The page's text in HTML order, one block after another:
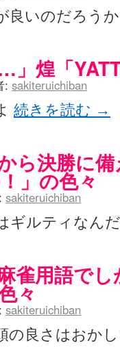
良いのだろう
」煌「
: sakiteruichiban
続きを読む →
ら決勝に
」の色々
sakiteruichiban
ギルティなん
雀用語で
々
sakiteruichiban
の良さはおか